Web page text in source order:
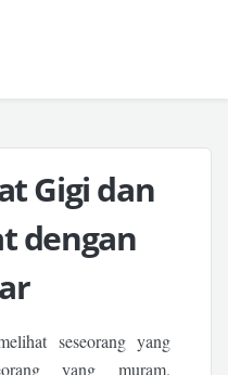
Gigi dan
dengan
seseorang yang
yang muram.